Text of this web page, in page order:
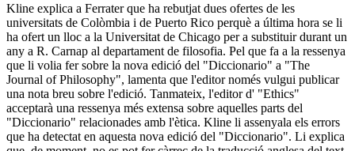
Kline explica a Ferrater que ha rebutjat dues ofertes de les
universitats de Colòmbia i de Puerto Rico perquè a última hora se li
ha ofert un lloc a la Universitat de Chicago per a substituir durant un
any a R. Carnap al departament de filosofia. Pel que fa a la ressenya
que li volia fer sobre la nova edició del "Diccionario" a "The
Journal of Philosophy", lamenta que l'editor només vulgui publicar
una nota breu sobre l'edició. Tanmateix, l'editor d' "Ethics"
acceptarà una ressenya més extensa sobre aquelles parts del
"Diccionario" relacionades amb l'ètica. Kline li assenyala els errors
que ha detectat en aquesta nova edició del "Diccionario". Li explica